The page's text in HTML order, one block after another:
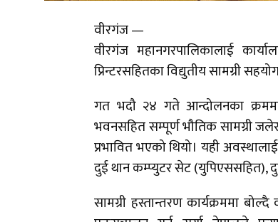
वीरगंज —
वीरगंज महानगरपालिकालाई
प्रिन्टरसहितका विद्युतीय सामग्री
गत भदौ २४ गते आन्दोलनका
भवनसहित सम्पूर्ण भौतिक सामग्री
प्रभावित भएको थियो। यही
दुई थान कम्प्युटर सेट (युपिएससहित),
सामग्री हस्तान्तरण कार्यक्रममा